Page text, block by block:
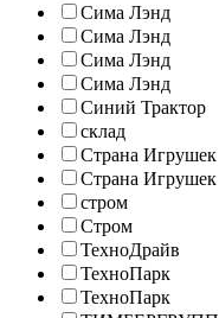
Сима Лэнд
Сима Лэнд
Сима Лэнд
Сима Лэнд
Синий Трактор
склад
Страна Игрушек
Страна Игрушек
стром
Стром
ТехноДрайв
ТехноПарк
ТехноПарк